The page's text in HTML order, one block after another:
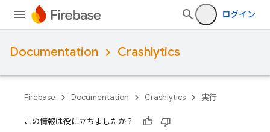
ログイン
Documentation Crashlytics
Firebase Documentation Crashlytics 実行
この情報は役に立ちましたか？